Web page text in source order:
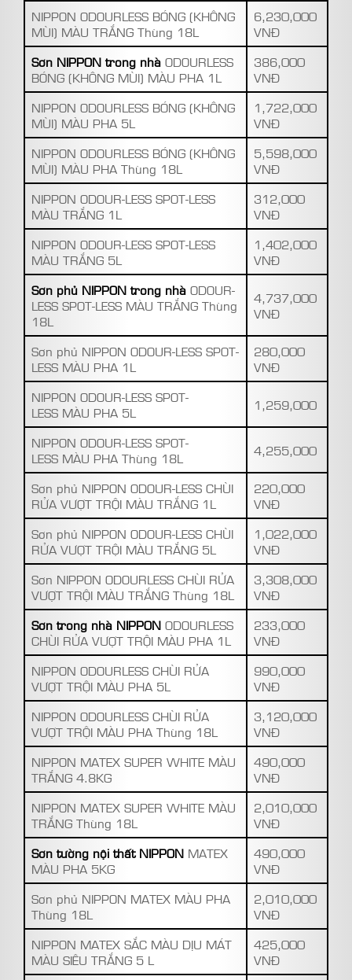
NIPPON ODOURLESS BÓNG (KHÔNG
MÙI) MÀU TRẮNG Thùng 18L
6,230,000
VNĐ
Sơn NIPPON trong nhà ODOURLESS
BÓNG (KHÔNG MÙI) MÀU PHA 1L
386,000
VNĐ
NIPPON ODOURLESS BÓNG (KHÔNG
MÙI) MÀU PHA 5L
1,722,000
VNĐ
NIPPON ODOURLESS BÓNG (KHÔNG
MÙI) MÀU PHA Thùng 18L
5,598,000
VNĐ
NIPPON ODOUR-LESS SPOT-LESS
MÀU TRẮNG 1L
312,000
VNĐ
NIPPON ODOUR-LESS SPOT-LESS
MÀU TRẮNG 5L
1,402,000
VNĐ
Sơn phủ NIPPON trong nhà ODOUR-
LESS SPOT-LESS MÀU TRẮNG Thùng
18L
4,737,000
VNĐ
Sơn phủ NIPPON ODOUR-LESS SPOT-
LESS MÀU PHA 1L
280,000
VNĐ
NIPPON ODOUR-LESS SPOT-
LESS MÀU PHA 5L
1,259,000
NIPPON ODOUR-LESS SPOT-
LESS MÀU PHA Thùng 18L
4,255,000
Sơn phủ NIPPON ODOUR-LESS CHÙI
RỬA VƯỢT TRỘI MÀU TRẮNG 1L
220,000
VNĐ
Sơn phủ NIPPON ODOUR-LESS CHÙI
RỬA VƯỢT TRỘI MÀU TRẮNG 5L
1,022,000
VNĐ
Sơn NIPPON ODOURLESS CHÙI RỬA
VƯỢT TRỘI MÀU TRẮNG Thùng 18L
3,308,000
VNĐ
Sơn trong nhà NIPPON ODOURLESS
CHÙI RỬA VƯỢT TRỘI MÀU PHA 1L
233,000
VNĐ
NIPPON ODOURLESS CHÙI RỬA
VƯỢT TRỘI MÀU PHA 5L
990,000
VNĐ
NIPPON ODOURLESS CHÙI RỬA
VƯỢT TRỘI MÀU PHA Thùng 18L
3,120,000
VNĐ
NIPPON MATEX SUPER WHITE MÀU
TRẮNG 4.8KG
490,000
VNĐ
NIPPON MATEX SUPER WHITE MÀU
TRẮNG Thùng 18L
2,010,000
VNĐ
Sơn tường nội thất NIPPON MATEX
MÀU PHA 5KG
490,000
VNĐ
Sơn phủ NIPPON MATEX MÀU PHA
Thùng 18L
2,010,000
VNĐ
NIPPON MATEX SẮC MÀU DỊU MÁT
MÀU SIÊU TRẮNG 5 L
425,000
VNĐ